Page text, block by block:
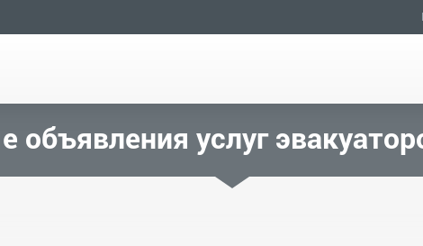
объявления услуг